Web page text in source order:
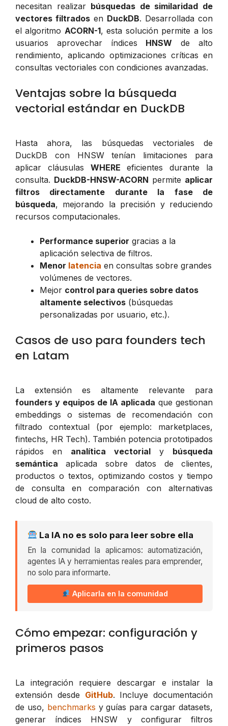
necesitan realizar búsquedas de similaridad de
vectores filtrados en DuckDB. Desarrollada con
el algoritmo ACORN-1, esta solución permite a los
usuarios aprovechar índices HNSW de alto
rendimiento, aplicando optimizaciones críticas en
consultas vectoriales con condiciones avanzadas.
Ventajas sobre la búsqueda
vectorial estándar en DuckDB
Hasta ahora, las búsquedas vectoriales de
DuckDB con HNSW tenían limitaciones para
aplicar cláusulas WHERE eficientes durante la
consulta. DuckDB-HNSW-ACORN permite aplicar
filtros directamente durante la fase de
búsqueda, mejorando la precisión y reduciendo
recursos computacionales.
Performance superior gracias a la
aplicación selectiva de filtros.
Menor latencia en consultas sobre grandes
volúmenes de vectores.
Mejor control para queries sobre datos
altamente selectivos (búsquedas
personalizadas por usuario, etc.).
Casos de uso para founders tech
en Latam
La extensión es altamente relevante para
founders y equipos de IA aplicada que gestionan
embeddings o sistemas de recomendación con
filtrado contextual (por ejemplo: marketplaces,
fintechs, HR Tech). También potencia prototipados
rápidos en analítica vectorial y búsqueda
semántica aplicada sobre datos de clientes,
productos o textos, optimizando costos y tiempo
de consulta en comparación con alternativas
cloud de alto costo.
La IA no es solo para leer sobre ella
En la comunidad la aplicamos: automatización,
agentes IA y herramientas reales para emprender,
no solo para informarte.
Aplicarla en la comunidad
Cómo empezar: configuración y
primeros pasos
La integración requiere descargar e instalar la
extensión desde GitHub. Incluye documentación
de uso, benchmarks y guías para cargar datasets,
generar índices HNSW y configurar filtros